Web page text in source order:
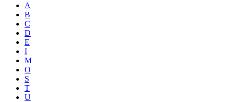
A
B
C
D
E
I
M
O
S
T
U